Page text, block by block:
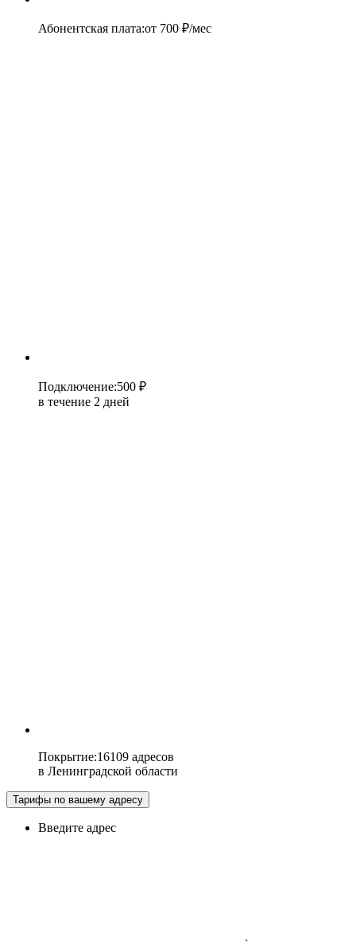
Абонентская плата:от 700 ₽/мес
Подключение:500 ₽
в течение 2 дней
Покрытие:16109 адресов
в Ленинградской области
Тарифы по вашему адресу
Введите адрес